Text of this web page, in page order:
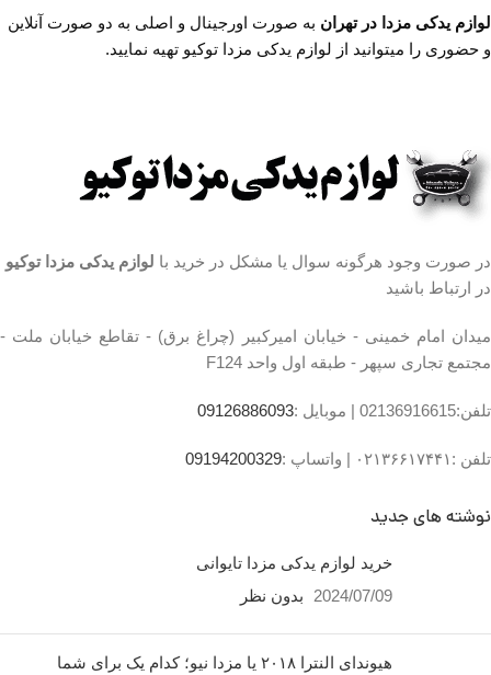
ساعت کار فروشگاهروزهای
رسمی ساعت 9 الی 19 پنجشنبه
۰۹۱۹۴۲۰۰۳۲۹
مشخصات طبق جلو مزدا ۳
محل نصب:جلوبندی
کشور سازنده:تایوان
تعداد در بسته بندی:1 عدد
اول واحد F124
ساعت کار فروشگاه
۰۹۱۹۴۲۰۰۳۲۹
مشخصات رینگ مزدا
سایز
لوازم یدکی مزدا در تهران به صورت اورجینال و اصلی به دو صورت آنلاین
و حضوری را میتوانید از لوازم یدکی مزدا توکیو تهیه نمایید.
در صورت وجود هرگونه سوال یا مشکل در خرید با لوازم یدکی مزدا توکیو
در ارتباط باشید
میدان امام خمینی - خیابان امیرکبیر (چراغ برق) - تقاطع خیابان ملت -
مجتمع تجاری سپهر - طبقه اول واحد F124
تلفن:02136916615 | موبایل :09126886093
تلفن :۰۲۱۳۶۶۱۷۴۴۱ | واتساپ :09194200329
نوشته های جدید
خرید لوازم یدکی مزدا تایوانی
2024/07/09 بدون نظر
هیوندای النترا ۲۰۱۸ یا مزدا نیو؛ کدام یک برای شما